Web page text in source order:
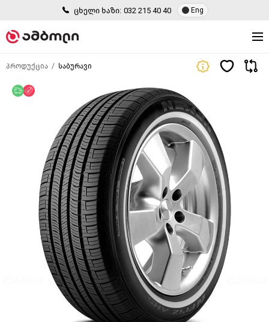
ცხელი ხაზი: 032 215 40 40 Eng
პროდუქცია საბურავი
უფასო მიწოდება